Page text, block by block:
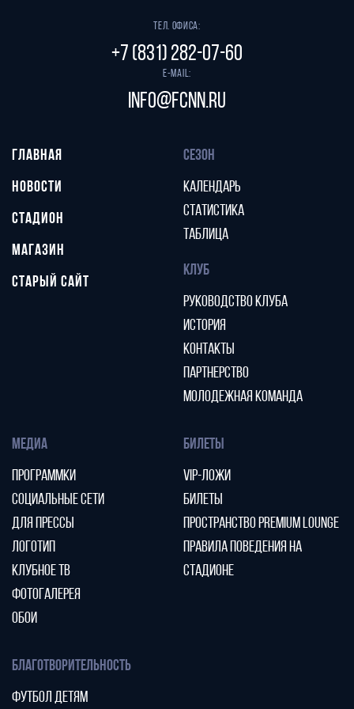
Тел. офиса:
+7 (831) 282-07-60
E-mail:
info@fcnn.ru
ГЛАВНАЯ
НОВОСТИ
СТАДИОН
МАГАЗИН
СТАРЫЙ САЙТ
СЕЗОН
КАЛЕНДАРЬ
СТАТИСТИКА
ТАБЛИЦА
КЛУБ
РУКОВОДСТВО КЛУБА
ИСТОРИЯ
КОНТАКТЫ
ПАРТНЕРСТВО
МОЛОДЕЖНАЯ КОМАНДА
МЕДИА
ПРОГРАММКИ
СОЦИАЛЬНЫЕ СЕТИ
ДЛЯ ПРЕССЫ
ЛОГОТИП
КЛУБНОЕ ТВ
ФОТОГАЛЕРЕЯ
ОБОИ
БИЛЕТЫ
VIP-ЛОЖИ
БИЛЕТЫ
ПРОСТРАНСТВО PREMIUM LOUNGE
ПРАВИЛА ПОВЕДЕНИЯ НА
СТАДИОНЕ
БЛАГОТВОРИТЕЛЬНОСТЬ
ФУТБОЛ ДЕТЯМ